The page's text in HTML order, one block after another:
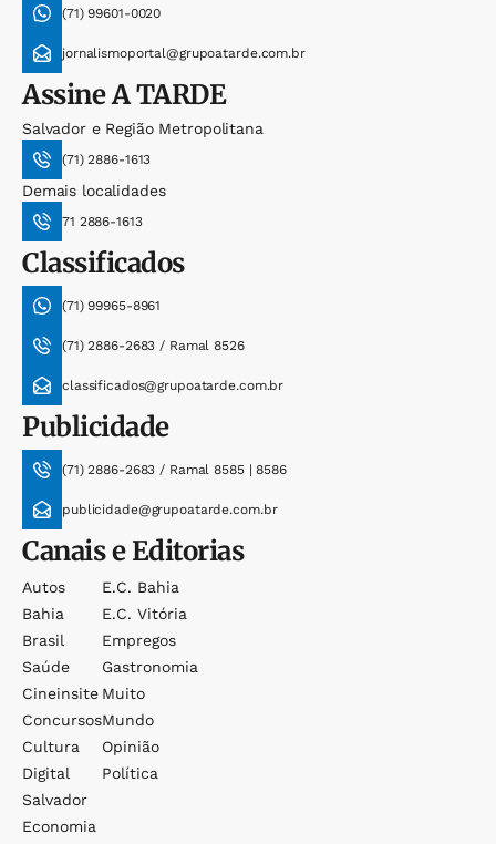
(71) 99601-0020
jornalismoportal@grupoatarde.com.br
AssineA TARDE
Salvador e Região Metropolitana
(71) 2886-1613
Demais localidades
71 2886-1613
Classificados
(71) 99965-8961
(71) 2886-2683 / Ramal 8526
classificados@grupoatarde.com.br
Publicidade
(71) 2886-2683 / Ramal 8585 | 8586
publicidade@grupoatarde.com.br
Canais e Editorias
Autos
Bahia
Brasil
Saúde
Cineinsite
Concursos
Cultura
Digital
Salvador
Economia
E.c. Bahia
E.c. Vitória
Empregos
Gastronomia
Muito
Mundo
Opinião
Política